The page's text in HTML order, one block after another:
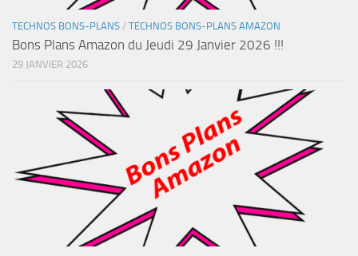
TECHNOS BONS-PLANS / TECHNOS BONS-PLANS AMAZON
Bons Plans Amazon du Jeudi 29 Janvier 2026 !!!
29 JANVIER 2026